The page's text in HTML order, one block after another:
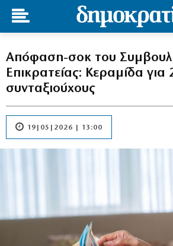
Απόφαση-σοκ του
Επικρατείας: Κεραμίδα για
συνταξιούχους
19|05|2026 | 13:00